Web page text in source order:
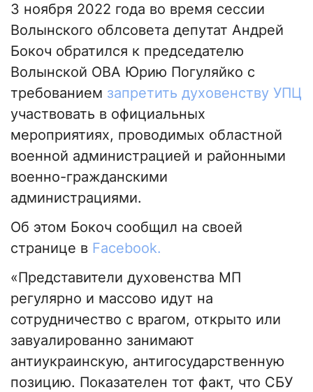
3 ноября 2022 года во время сессии
Волынского облсовета депутат Андрей
Бокоч обратился к председателю
Волынской ОВА Юрию Погуляйко с
требованием запретить духовенству УПЦ
участвовать в официальных
мероприятиях, проводимых областной
военной администрацией и районными
военно-гражданскими
администрациями.
Об этом Бокоч сообщил на своей
странице в Facebook.
«Представители духовенства МП
регулярно и массово идут на
сотрудничество с врагом, открыто или
завуалированно занимают
антиукраинскую, антигосударственную
позицию. Показателен тот факт, что СБУ